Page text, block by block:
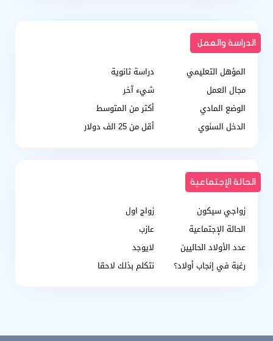
الدراسة والعمل
المؤهل التعليمي
دراسة ثانوية
مجال العمل
شيء آخر
الوضع المادي
أكتر من المتوسط
الدخل السنوي
أقل من 25 الف دولار
الحالة الإجتماعية
زواجي سيكون
زواج اول
الحالة الإجتماعية
عازب
عدد الأولاد الحاليين
لايوجد
رغبة في إنجاب أولاد؟
نتكلم بذلك لاحقا